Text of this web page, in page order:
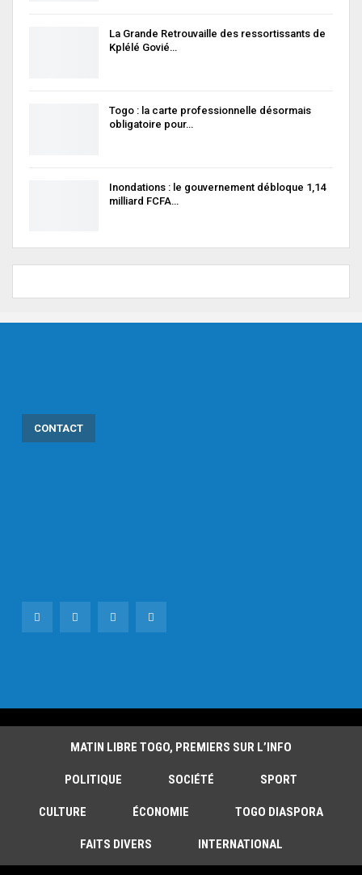
La Grande Retrouvaille des ressortissants de
Kplélé Govié…
Togo : la carte professionnelle désormais
obligatoire pour…
Inondations : le gouvernement débloque 1,14
milliard FCFA…
CONTACT
MATIN LIBRE TOGO, PREMIERS SUR L’INFO
POLITIQUE SOCIÉTÉ SPORT
CULTURE ÉCONOMIE TOGO DIASPORA
FAITS DIVERS INTERNATIONAL